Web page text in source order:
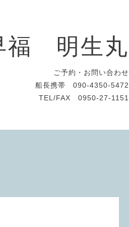
福 明生丸
ご予約・お問い合わせ
船長携帯 090-4350-5472
TEL/FAX 0950-27-1151